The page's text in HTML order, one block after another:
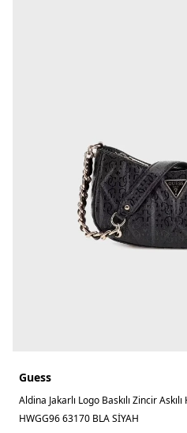
Guess
Aldina Jakarlı Logo Baskılı Zincir
HWGG96 63170 BLA SİYAH